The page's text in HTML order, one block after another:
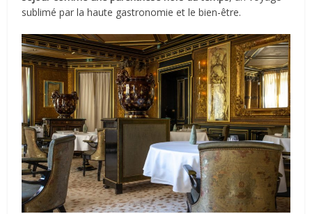
sublimé par la haute gastronomie et le bien-être.